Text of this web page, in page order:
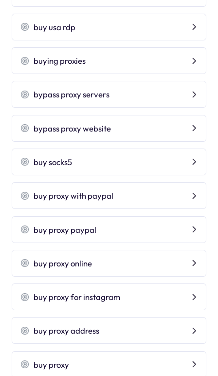
buy usa rdp
buying proxies
bypass proxy servers
bypass proxy website
buy socks5
buy proxy with paypal
buy proxy paypal
buy proxy online
buy proxy for instagram
buy proxy address
buy proxy